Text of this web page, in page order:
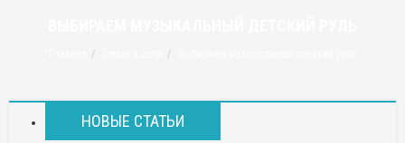
НОВЫЕ СТАТЬИ